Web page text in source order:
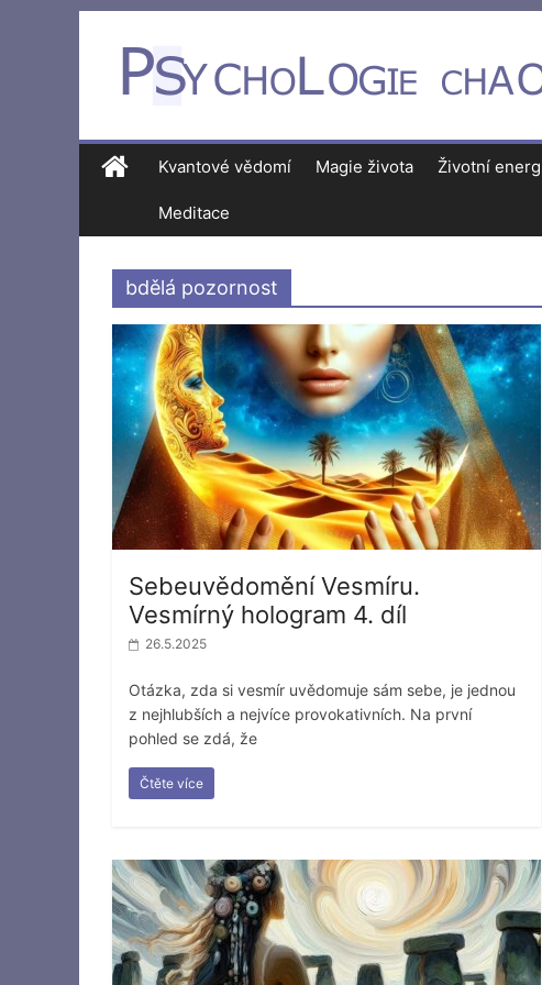
Kvantové vědomí Magie života Životní
Meditace
bdělá pozornost
Sebeuvědomění Vesmíru.
Vesmírný hologram 4. díl
26.5.2025
Otázka, zda si vesmír uvědomuje sám sebe, je jednou
z nejhlubších a nejvíce provokativních. Na první
pohled se zdá, že
Čtěte více